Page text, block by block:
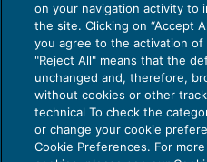
24 Luglio 2026
di Sofia Savoia
on your navigation activity to
the site. Clicking on “Accept
you agree to the activation of
"Reject All" means that the
unchanged and, therefore,
without cookies or other
technical To check the
or change your cookie
Cookie Preferences. For